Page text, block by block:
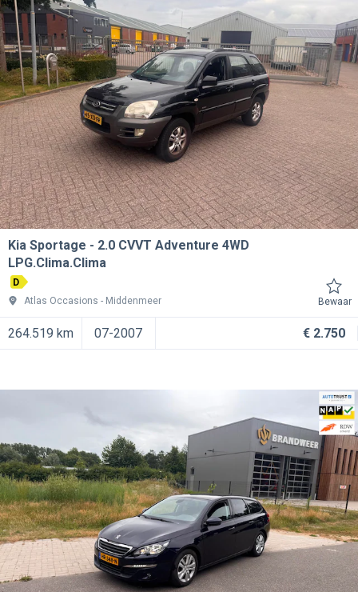
Kia Sportage
2.0 CVVT Adventure 4WD
LPG.Clima.Clima
D
Atlas Occasions
Middenmeer Bewaar
264.519 km 07-2007 € 2.750